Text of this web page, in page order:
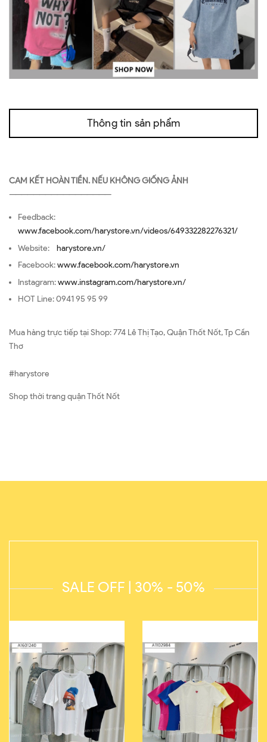
Thông tin sản phẩm
CAM KẾT HOÀN TIỀN. NẾU KHÔNG GIỐNG ẢNH
—————————————————
Feedback:
www.facebook.com/harystore.vn/videos/649332282276321/
Website: harystore.vn/
Facebook:www.facebook.com/harystore.vn
Instagram:www.instagram.com/harystore.vn/
HOT Line: 0941 95 95 99
Mua hàng trực tiếp tại Shop: 774 Lê Thị Tạo, Quận Thốt Nốt, Tp Cần
Thơ
#harystore
Shop thời trang quận Thốt Nốt
SALE OFF | 30% - 50%